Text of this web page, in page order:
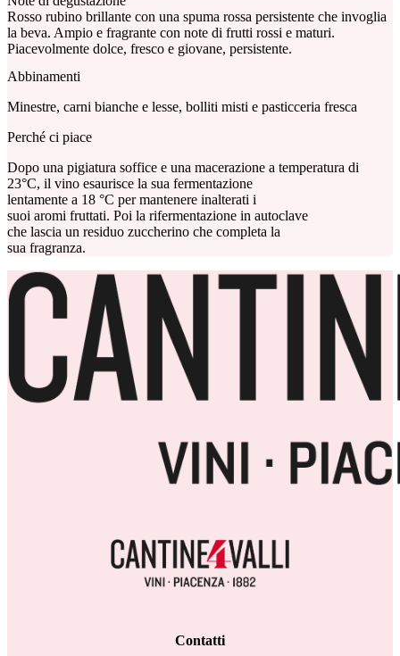
Rosso rubino brillante con una spuma rossa persistente che invoglia
la beva. Ampio e fragrante con note di frutti rossi e maturi.
Piacevolmente dolce, fresco e giovane, persistente.
Abbinamenti
Minestre, carni bianche e lesse, bolliti misti e pasticceria fresca
Perché ci piace
Dopo una pigiatura soffice e una macerazione a temperatura di
23°C, il vino esaurisce la sua fermentazione
lentamente a 18 °C per mantenere inalterati i
suoi aromi fruttati. Poi la rifermentazione in autoclave
che lascia un residuo zuccherino che completa la
sua fragranza.
Contatti